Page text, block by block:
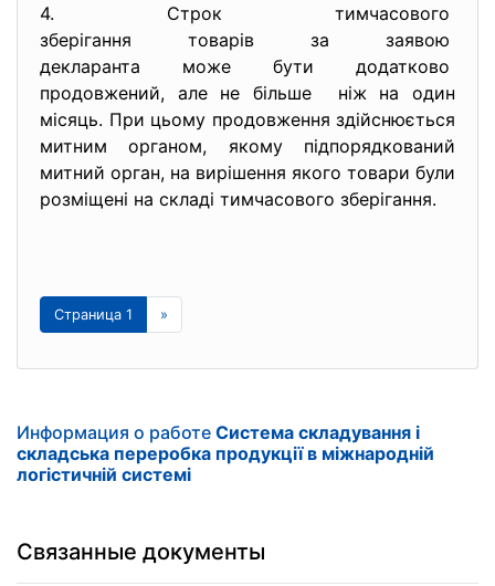
4. Строк тимчасового
зберігання товарів за заявою
декларанта може бути додатково
продовжений, але не більше ніж на один
місяць. При цьому продовження здійснюється
митним органом, якому підпорядкований
митний орган, на вирішення якого товари були
розміщені на складі тимчасового зберігання.
Страница 1 »
Информация о работе Система складування і
складська переробка продукції в міжнародній
логістичній системі
Связанные документы